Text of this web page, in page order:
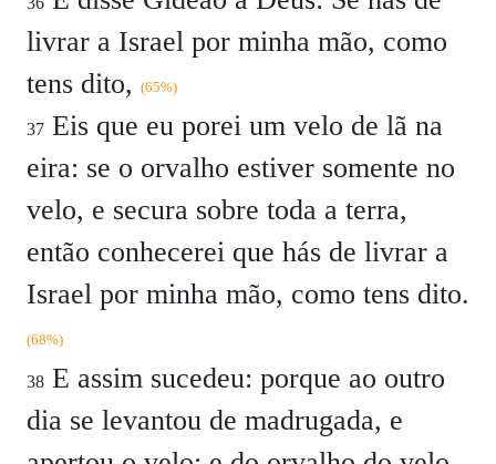
livrar a Israel por minha mão, como
tens dito, (65%)
37 Eis que eu porei um velo de lã na
eira: se o orvalho estiver somente no
velo, e secura sobre toda a terra,
então conhecerei que hás de livrar a
Israel por minha mão, como tens dito.
(68%)
38 E assim sucedeu: porque ao outro
dia se levantou de madrugada, e